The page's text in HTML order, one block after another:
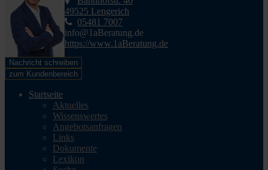
49525 Lengerich
05481 7007
info@1aBeratung.de
https://www.1aBeratung.de
Nachricht schreiben
zum Kundenbereich
Startseite
Aktuelles
Wissenswertes
Angebotsanfragen
Links
Dokumente
Lexikon